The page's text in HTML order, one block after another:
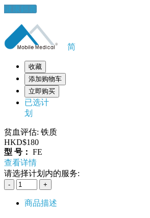
健康錦囊
简
收藏
添加购物车
立即购买
已选计
划
贫血评估: 铁质
HKD$180
型 号： FE
查看详情
请选择计划内的服务:
商品描述